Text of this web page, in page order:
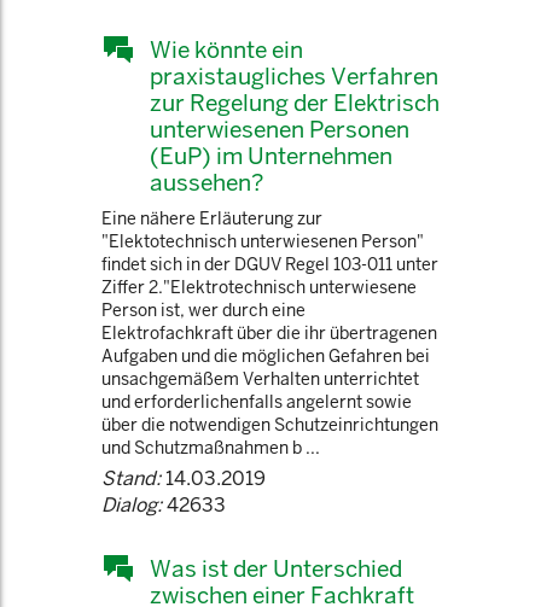
Wie könnte ein
praxistaugliches Verfahren
zur Regelung der Elektrisch
unterwiesenen Personen
(EuP) im Unternehmen
aussehen?
Eine nähere Erläuterung zur
"Elektotechnisch unterwiesenen Person"
findet sich in der DGUV Regel 103-011 unter
Ziffer 2."Elektrotechnisch unterwiesene
Person ist, wer durch eine
Elektrofachkraft über die ihr übertragenen
Aufgaben und die möglichen Gefahren bei
unsachgemäßem Verhalten unterrichtet
und erforderlichenfalls angelernt sowie
über die notwendigen Schutzeinrichtungen
und Schutzmaßnahmen b ...
Stand:14.03.2019
Dialog:42633
Was ist der Unterschied
zwischen einer Fachkraft